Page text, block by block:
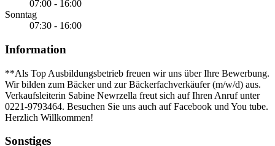
07:00 - 16:00
Sonntag
07:30 - 16:00
Information
**Als Top Ausbildungsbetrieb freuen wir uns über Ihre Bewerbung.
Wir bilden zum Bäcker und zur Bäckerfachverkäufer (m/w/d) aus.
Verkaufsleiterin Sabine Newrzella freut sich auf Ihren Anruf unter
0221-9793464. Besuchen Sie uns auch auf Facebook und You tube.
Herzlich Willkommen!
Sonstiges